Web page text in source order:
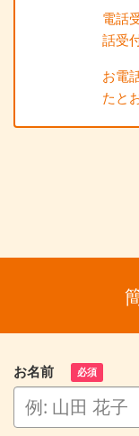
電話
話受
お電
たと
お名前 必須